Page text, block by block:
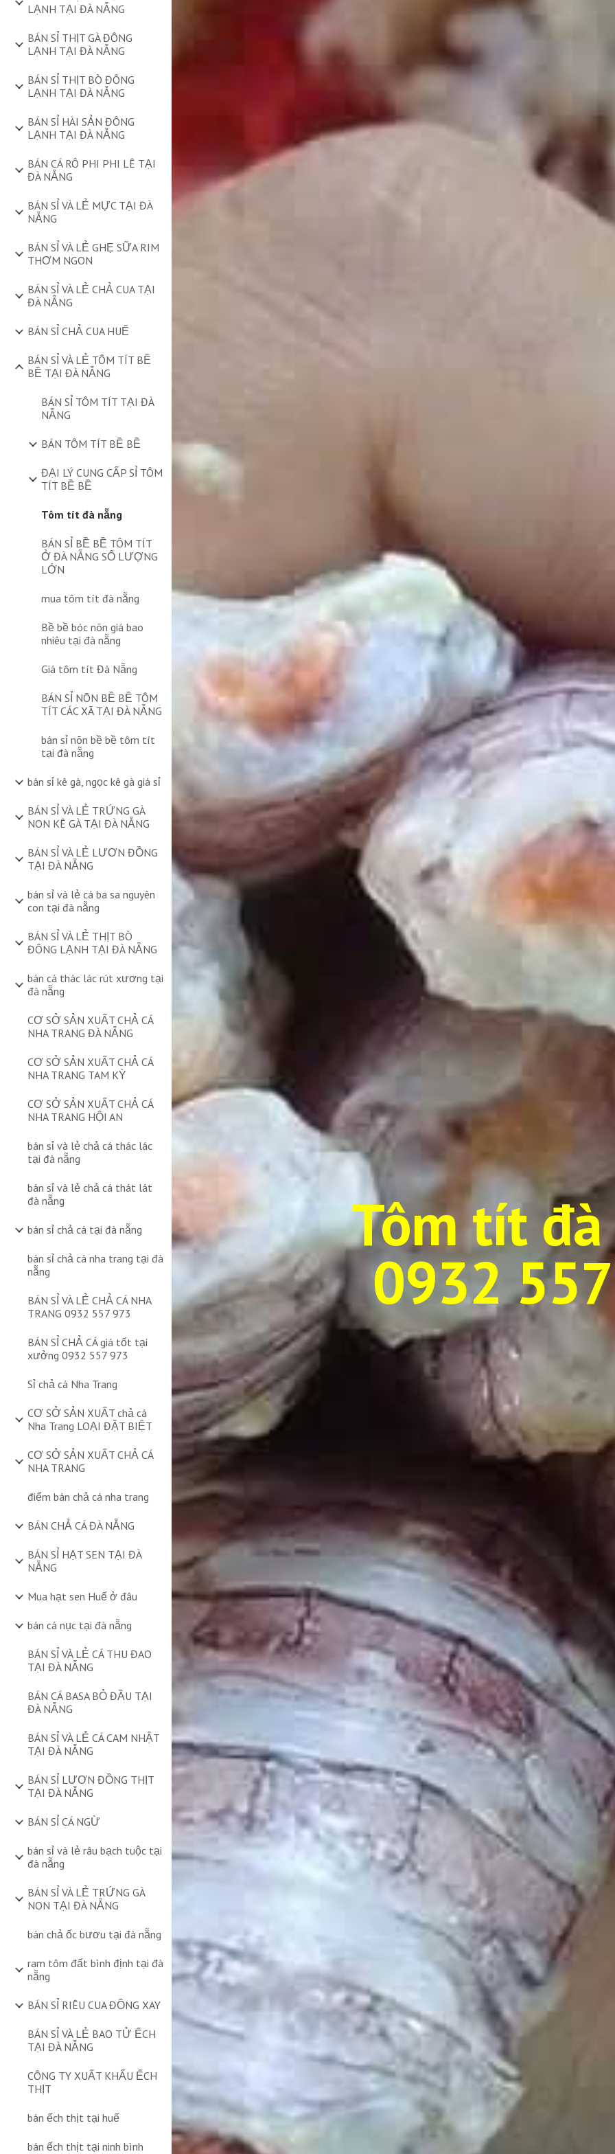
LẠNH TẠI ĐÀ NẴNG
BÁN SỈ THỊT GÀ ĐÔNG
LẠNH TẠI ĐÀ NẴNG
BÁN SỈ THỊT BÒ ĐÔNG
LẠNH TẠI ĐÀ NẴNG
BÁN SỈ HÀI SẢN ĐÔNG
LẠNH TẠI ĐÀ NẴNG
BÁN CÁ RÔ PHI PHI LÊ TẠI
ĐÀ NẴNG
BÁN SỈ VÀ LẺ MỰC TẠI ĐÀ
NẴNG
BÁN SỈ VÀ LẺ GHẸ SỮA RIM
THƠM NGON
BÁN SỈ VÀ LẺ CHẢ CUA TẠI
ĐÀ NẴNG
BÁN SỈ CHẢ CUA HUẾ
BÁN SỈ VÀ LẺ TÔM TÍT BỀ
BỀ TẠI ĐÀ NẴNG
BÁN SỈ TÔM TÍT TẠI ĐÀ
NẴNG
BÁN TÔM TÍT BỀ BỀ
ĐẠI LÝ CUNG CẤP SỈ TÔM
TÍT BỀ BỀ
Tôm tít đà nẵng
BÁN SỈ BỀ BỀ TÔM TÍT
Ở ĐÀ NẴNG SỐ LƯỢNG
LỚN
mua tôm tít đà nẵng
Bề bề bóc nõn giá bao
nhiêu tại đà nẵng
Giá tôm tít Đà Nẵng
BÁN SỈ NÕN BỀ BỀ TÔM
TÍT CÁC XÃ TẠI ĐÀ NẴNG
bán sỉ nõn bề bề tôm tít
tại đà nẵng
bán sỉ kê gà, ngọc kê gà giá sỉ
BÁN SỈ VÀ LẺ TRỨNG GÀ
NON KÊ GÀ TẠI ĐÀ NẴNG
BÁN SỈ VÀ LẺ LƯƠN ĐỒNG
TẠI ĐÀ NẴNG
bán sỉ và lẻ cá ba sa nguyên
con tại đà nẵng
BÁN SỈ VÀ LẺ THỊT BÒ
ĐÔNG LẠNH TẠI ĐÀ NẴNG
bán cá thác lác rút xương tại
đà nẵng
CƠ SỞ SẢN XUẤT CHẢ CÁ
NHA TRANG ĐÀ NẴNG
CƠ SỞ SẢN XUẤT CHẢ CÁ
NHA TRANG TAM KỲ
CƠ SỞ SẢN XUẤT CHẢ CÁ
NHA TRANG HỘI AN
bán sỉ và lẻ chả cá thác lác
tại đà nẵng
bán sỉ và lẻ chả cá thát lát
đà nẵng
bán sỉ chả cá tại đà nẵng
bán sỉ chả cá nha trang tại đà
nẵng
BÁN SỈ VÀ LẺ CHẢ CÁ NHA
TRANG 0932 557 973
BÁN SỈ CHẢ CÁ giá tốt tại
xưởng 0932 557 973
Sỉ chả cá Nha Trang
CƠ SỞ SẢN XUẤT chả cá
Nha Trang LOẠI ĐẶT BIỆT
CƠ SỞ SẢN XUẤT CHẢ CÁ
NHA TRANG
điểm bán chả cá nha trang
BÁN CHẢ CÁ ĐÀ NẴNG
BÁN SỈ HẠT SEN TẠI ĐÀ
NẴNG
Mua hạt sen Huế ở đâu
bán cá nục tại đà nẵng
BÁN SỈ VÀ LẺ CÁ THU ĐAO
TẠI ĐÀ NẴNG
BÁN CÁ BASA BỎ ĐẦU TẠI
ĐÀ NẴNG
BÁN SỈ VÀ LẺ CÁ CAM NHẬT
TẠI ĐÀ NẴNG
BÁN SỈ LƯƠN ĐỒNG THỊT
TẠI ĐÀ NẴNG
BÁN SỈ CÁ NGỪ
bán sỉ và lẻ râu bạch tuộc tại
đà nẵng
BÁN SỈ VÀ LẺ TRỨNG GÀ
NON TẠI ĐÀ NẴNG
bán chả ốc bươu tại đà nẵng
ram tôm đất bình định tại đà
nẵng
BÁN SỈ RIÊU CUA ĐỒNG XAY
BÁN SỈ VÀ LẺ BAO TỬ ẾCH
TẠI ĐÀ NẴNG
CÔNG TY XUẤT KHẨU ẾCH
THỊT
bán ếch thịt tại huế
bán ếch thịt tại ninh bình
Tôm tít
0932